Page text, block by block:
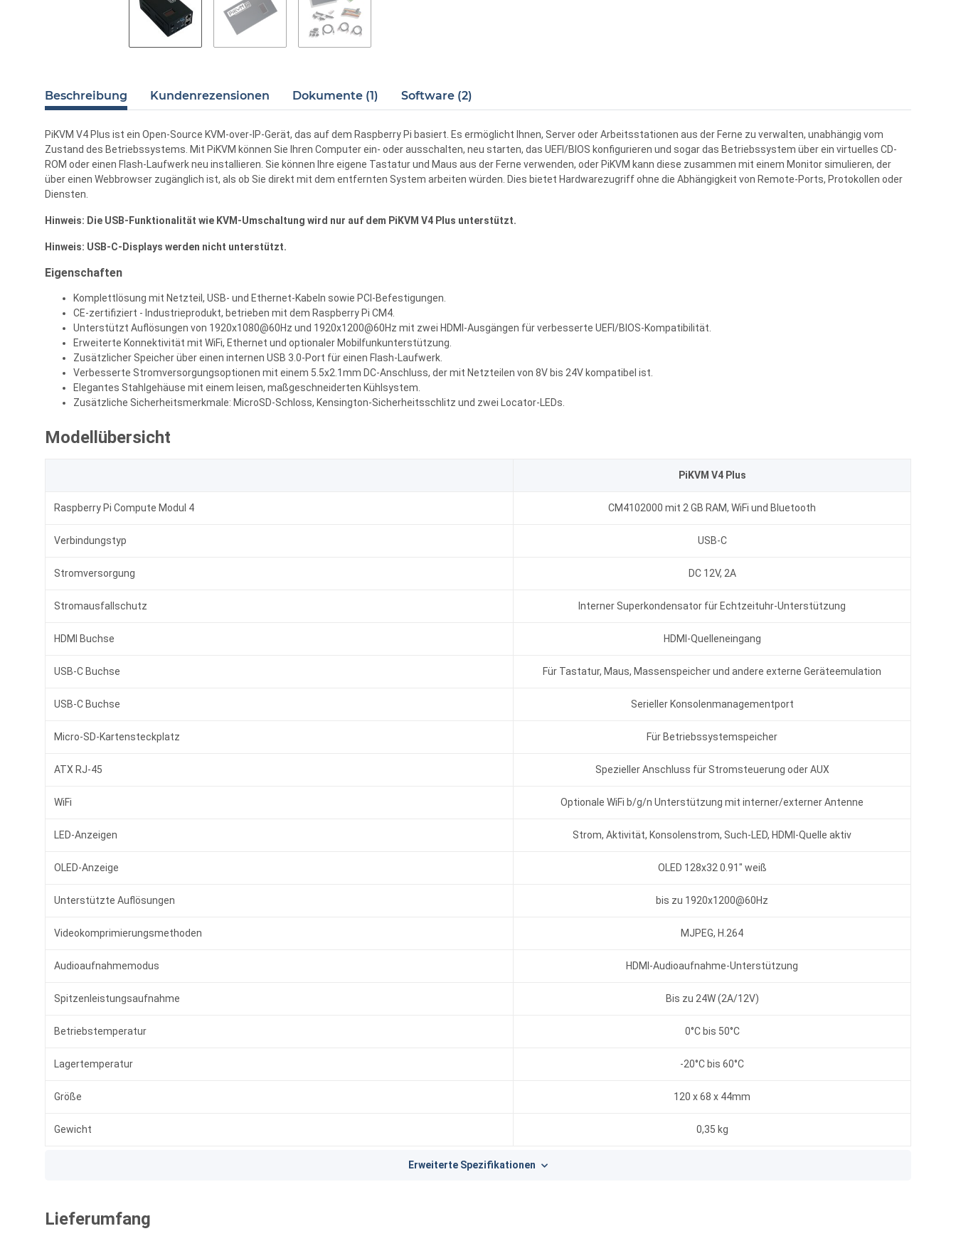
Beschreibung Kundenrezensionen Dokumente (1) Software (2)
PiKVM V4 Plus ist ein Open-Source KVM-over-IP-Gerät, das auf dem Raspberry Pi basiert. Es ermöglicht Ihnen, Server oder Arbeitsstationen aus der Ferne zu verwalten, unabhängig vom
Zustand des Betriebssystems. Mit PiKVM können Sie Ihren Computer ein- oder ausschalten, neu starten, das UEFI/BIOS konfigurieren und sogar das Betriebssystem über ein virtuelles CD-
ROM oder einen Flash-Laufwerk neu installieren. Sie können Ihre eigene Tastatur und Maus aus der Ferne verwenden, oder PiKVM kann diese zusammen mit einem Monitor simulieren, der
über einen Webbrowser zugänglich ist, als ob Sie direkt mit dem entfernten System arbeiten würden. Dies bietet Hardwarezugriff ohne die Abhängigkeit von Remote-Ports, Protokollen oder
Diensten.
Hinweis: Die USB-Funktionalität wie KVM-Umschaltung wird nur auf dem PiKVM V4 Plus unterstützt.
Hinweis: USB-C-Displays werden nicht unterstützt.
Eigenschaften
Komplettlösung mit Netzteil, USB- und Ethernet-Kabeln sowie PCI-Befestigungen.
CE-zertifiziert - Industrieprodukt, betrieben mit dem Raspberry Pi CM4.
Unterstützt Auflösungen von 1920x1080@60Hz und 1920x1200@60Hz mit zwei HDMI-Ausgängen für verbesserte UEFI/BIOS-Kompatibilität.
Erweiterte Konnektivität mit WiFi, Ethernet und optionaler Mobilfunkunterstützung.
Zusätzlicher Speicher über einen internen USB 3.0-Port für einen Flash-Laufwerk.
Verbesserte Stromversorgungsoptionen mit einem 5.5x2.1mm DC-Anschluss, der mit Netzteilen von 8V bis 24V kompatibel ist.
Elegantes Stahlgehäuse mit einem leisen, maßgeschneiderten Kühlsystem.
Zusätzliche Sicherheitsmerkmale: MicroSD-Schloss, Kensington-Sicherheitsschlitz und zwei Locator-LEDs.
Modellübersicht
PiKVM V4 Plus
Raspberry Pi Compute Modul 4 CM4102000 mit 2 GB RAM, WiFi und Bluetooth
Verbindungstyp USB-C
Stromversorgung DC 12V, 2A
Stromausfallschutz Interner Superkondensator für Echtzeituhr-Unterstützung
HDMI Buchse HDMI-Quelleneingang
USB-C Buchse Für Tastatur, Maus, Massenspeicher und andere externe Geräteemulation
USB-C Buchse Serieller Konsolenmanagementport
Micro-SD-Kartensteckplatz Für Betriebssystemspeicher
ATX RJ-45 Spezieller Anschluss für Stromsteuerung oder AUX
WiFi Optionale WiFi b/g/n Unterstützung mit interner/externer Antenne
LED-Anzeigen Strom, Aktivität, Konsolenstrom, Such-LED, HDMI-Quelle aktiv
OLED-Anzeige OLED 128x32 0.91" weiß
Unterstützte Auflösungen bis zu 1920x1200@60Hz
Videokomprimierungsmethoden MJPEG, H.264
Audioaufnahmemodus HDMI-Audioaufnahme-Unterstützung
Spitzenleistungsaufnahme Bis zu 24W (2A/12V)
Betriebstemperatur 0°C bis 50°C
Lagertemperatur -20°C bis 60°C
Größe 120 x 68 x 44mm
Gewicht 0,35 kg
Erweiterte Spezifikationen
Lieferumfang